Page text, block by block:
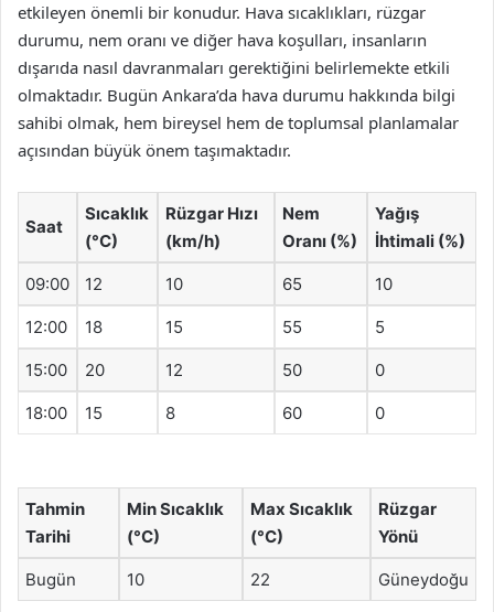
etkileyen önemli bir konudur. Hava sıcaklıkları, rüzgar
durumu, nem oranı ve diğer hava koşulları, insanların
dışarıda nasıl davranmaları gerektiğini belirlemekte etkili
olmaktadır. Bugün Ankara’da hava durumu hakkında bilgi
sahibi olmak, hem bireysel hem de toplumsal planlamalar
açısından büyük önem taşımaktadır.
Saat
Sıcaklık
(°C)
Rüzgar Hızı
(km/h)
Nem
Oranı (%)
Yağış
İhtimali (%)
09:00 12 10 65 10
12:00 18 15 55 5
15:00 20 12 50 0
18:00 15 8 60 0
Tahmin
Tarihi
Min Sıcaklık
(°C)
Max Sıcaklık
(°C)
Rüzgar
Yönü
Bugün 10 22 Güneydoğu